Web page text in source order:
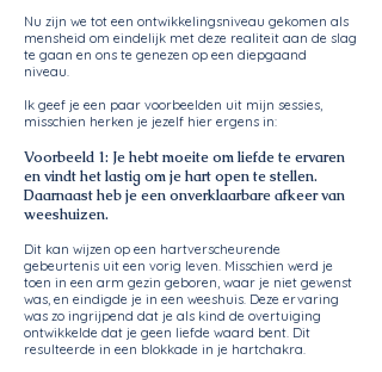
Nu zijn we tot een ontwikkelingsniveau gekomen als
mensheid om eindelijk met deze realiteit aan de slag
te gaan en ons te genezen op een diepgaand
niveau.
Ik geef je een paar voorbeelden uit mijn sessies,
misschien herken je jezelf hier ergens in:
Voorbeeld 1: Je hebt moeite om liefde te ervaren
en vindt het lastig om je hart open te stellen.
Daarnaast heb je een onverklaarbare afkeer van
weeshuizen.
Dit kan wijzen op een hartverscheurende
gebeurtenis uit een vorig leven. Misschien werd je
toen in een arm gezin geboren, waar je niet gewenst
was, en eindigde je in een weeshuis. Deze ervaring
was zo ingrijpend dat je als kind de overtuiging
ontwikkelde dat je geen liefde waard bent. Dit
resulteerde in een blokkade in je hartchakra.